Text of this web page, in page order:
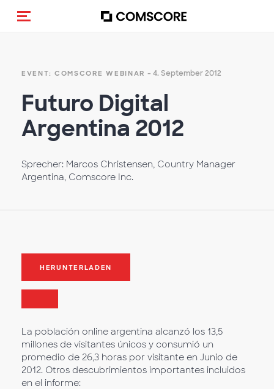
Navigation (de-)aktivieren
EVENT: COMSCORE WEBINAR - 4. September 2012
Futuro Digital
Argentina 2012
Sprecher: Marcos Christensen, Country Manager
Argentina, Comscore Inc.
HERUNTERLADEN
La población online argentina alcanzó los 13,5
millones de visitantes únicos y consumió un
promedio de 26,3 horas por visitante en Junio de
2012. Otros descubrimientos importantes incluidos
en el informe: